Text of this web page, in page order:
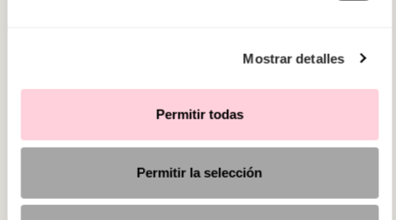
Mostrar detalles
Permitir todas
Permitir la selección
BRAUCHEN SIE HILFE?
VERKAUFSSTELLEN